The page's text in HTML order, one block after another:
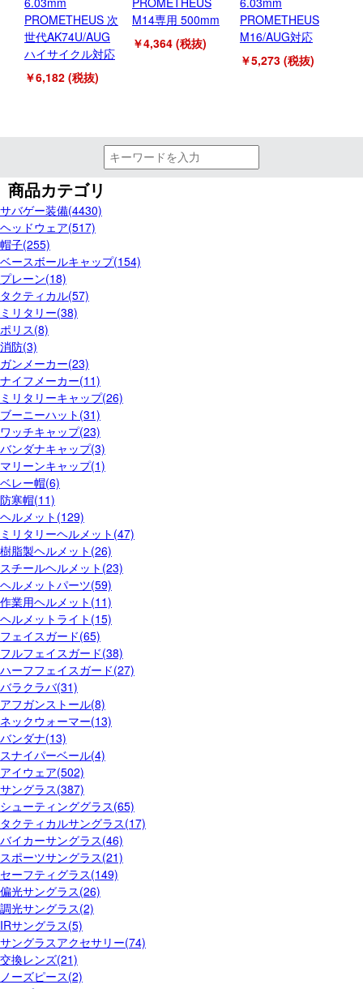
PROMETHEUS 次
世代AK74U/AUG
ハイサイクル対応
￥6,182 (税抜)
M14専用 500mm
￥4,364 (税抜)
PROMETHEUS
M16/AUG対応
￥5,273 (税抜)
商品カテゴリ
サバゲー装備(4430)
ヘッドウェア(517)
帽子(255)
ベースボールキャップ(154)
プレーン(18)
タクティカル(57)
ミリタリー(38)
ポリス(8)
消防(3)
ガンメーカー(23)
ナイフメーカー(11)
ミリタリーキャップ(26)
ブーニーハット(31)
ワッチキャップ(23)
バンダナキャップ(3)
マリーンキャップ(1)
ベレー帽(6)
防寒帽(11)
ヘルメット(129)
ミリタリーヘルメット(47)
樹脂製ヘルメット(26)
スチールヘルメット(23)
ヘルメットパーツ(59)
作業用ヘルメット(11)
ヘルメットライト(15)
フェイスガード(65)
フルフェイスガード(38)
ハーフフェイスガード(27)
バラクラバ(31)
アフガンストール(8)
ネックウォーマー(13)
バンダナ(13)
スナイパーベール(4)
アイウェア(502)
サングラス(387)
シューティンググラス(65)
タクティカルサングラス(17)
バイカーサングラス(46)
スポーツサングラス(21)
セーフティグラス(149)
偏光サングラス(26)
調光サングラス(2)
IRサングラス(5)
サングラスアクセサリー(74)
交換レンズ(21)
ノーズピース(2)